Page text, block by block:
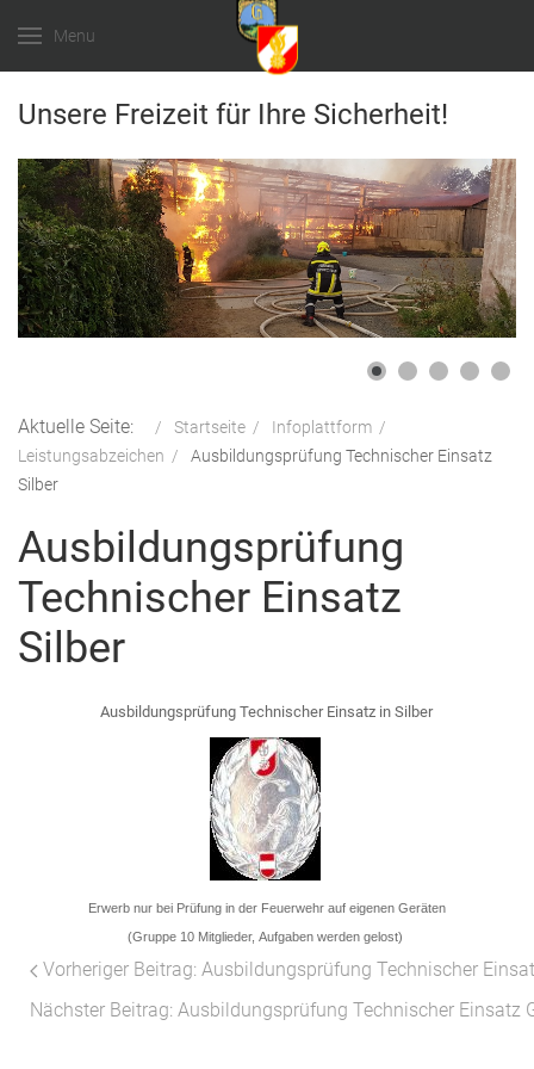
Menu
Unsere Freizeit für Ihre Sicherheit!
Aktuelle Seite: Startseite
Infoplattform
Leistungsabzeichen
Ausbildungsprüfung Technischer Einsatz
Silber
Ausbildungsprüfung
Technischer Einsatz
Silber
Ausbildungsprüfung Technischer Einsatz in Silber
Erwerb nur bei Prüfung in der Feuerwehr auf eigenen Geräten
(Gruppe 10 Mitglieder, Aufgaben werden gelost)
Vorheriger Beitrag: Ausbildungsprüfung Technischer
Nächster Beitrag: Ausbildungsprüfung Technischer Einsatz